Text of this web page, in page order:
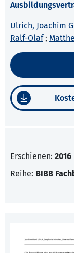
Ulrich, Joachim
Ralf-Olaf;
Erschienen: 2016
Reihe: BIBB